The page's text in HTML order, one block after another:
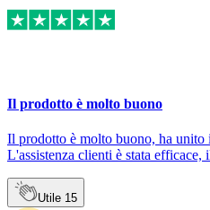
Il prodotto è molto buono
Il prodotto è molto buono, ha
L'assistenza clienti è stata efficace,
Utile 15